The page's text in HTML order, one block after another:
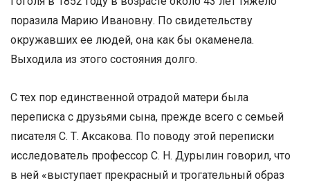
поразила Марию Ивановну. По свидетельству
окружавших ее людей, она как бы окаменела.
Выходила из этого состояния долго.
С тех пор единственной отрадой матери была
переписка с друзьями сына, прежде всего с семьей
писателя С. Т. Аксакова. По поводу этой переписки
исследователь профессор С. Н. Дурылин говорил, что
в ней «выступает прекрасный и трогательный образ